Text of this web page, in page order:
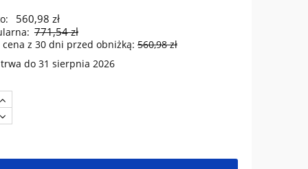
560,98 zł
771,54 zł
cena z 30 dni przed obniżką: 560,98 zł
do 31 sierpnia 2026